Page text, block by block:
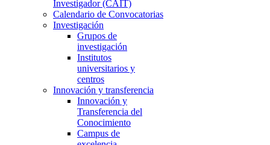
Investigador (CAIT)
Calendario de Convocatorias
Investigación
Grupos de
investigación
Institutos
universitarios y
centros
Innovación y transferencia
Innovación y
Transferencia del
Conocimiento
Campus de